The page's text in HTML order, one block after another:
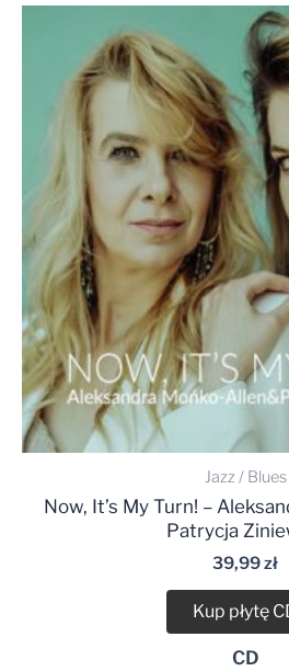
Jazz / Blues
Now, It’s My Turn! –
Patrycja
39,99zł
Kup płytę
CD